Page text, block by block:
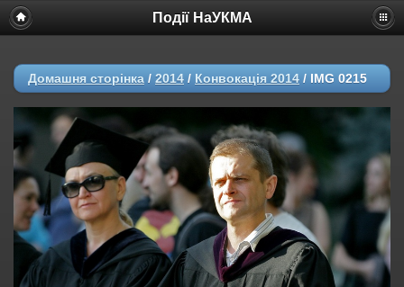
Події НаУКМА
Домашня сторінка / 2014 / Конвокація 2014 / IMG 0215